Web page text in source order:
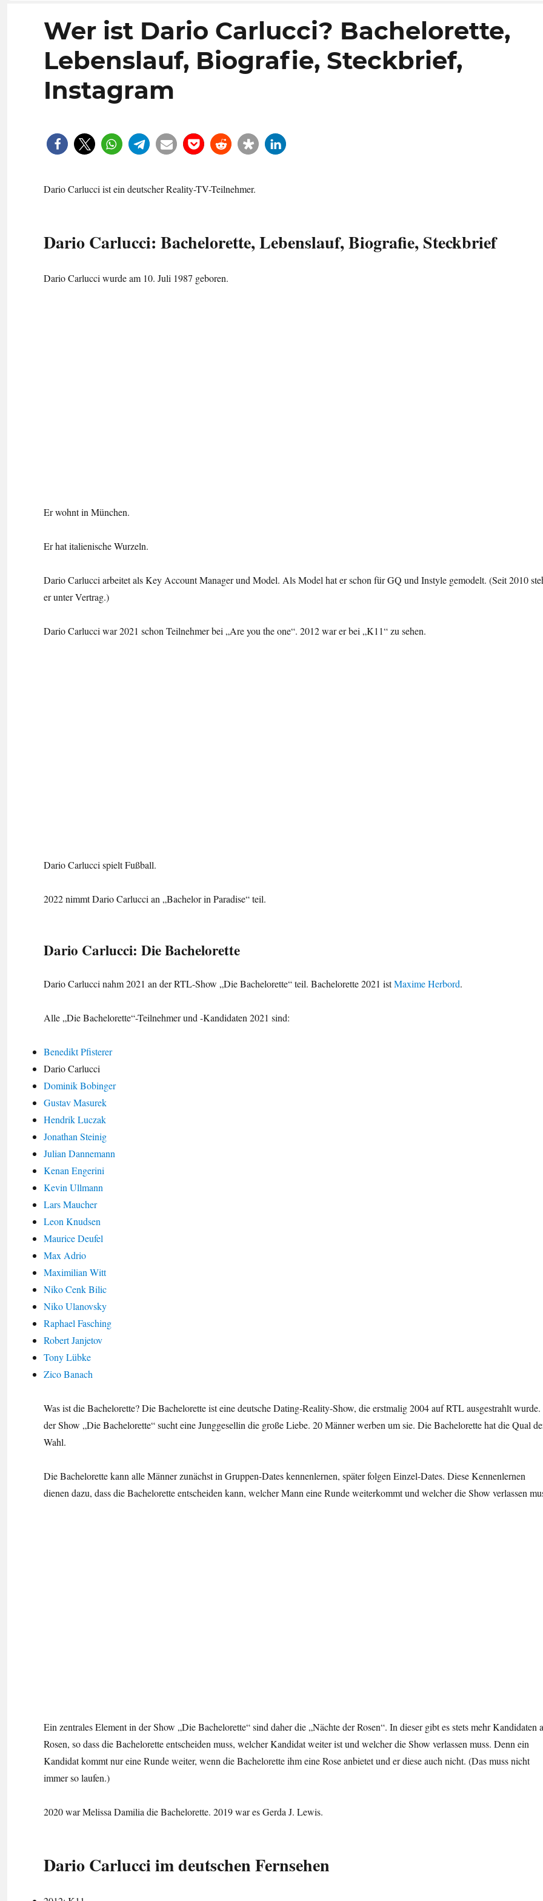
Wer ist Dario Carlucci? Bachelorette,
Lebenslauf, Biografie, Steckbrief,
Instagram
Dario Carlucci ist ein deutscher Reality-TV-Teilnehmer.
Dario Carlucci: Bachelorette, Lebenslauf, Biografie, Steckbrief
Dario Carlucci wurde am 10. Juli 1987 geboren.
Er wohnt in München.
Er hat italienische Wurzeln.
Dario Carlucci arbeitet als Key Account Manager und Model. Als Model hat er schon für GQ und Instyle gemodelt. (Seit 2010
er unter Vertrag.)
Dario Carlucci war 2021 schon Teilnehmer bei „Are you the one“. 2012 war er bei „K11“ zu sehen.
Dario Carlucci spielt Fußball.
2022 nimmt Dario Carlucci an „Bachelor in Paradise“ teil.
Dario Carlucci: Die Bachelorette
Dario Carlucci nahm 2021 an der RTL-Show „Die Bachelorette“ teil. Bachelorette 2021 istMaxime Herbord.
Alle „Die Bachelorette“-Teilnehmer und -Kandidaten 2021 sind:
Benedikt Pfisterer
Dario Carlucci
Dominik Bobinger
Gustav Masurek
Hendrik Luczak
Jonathan Steinig
Julian Dannemann
Kenan Engerini
Kevin Ullmann
Lars Maucher
Leon Knudsen
Maurice Deufel
Max Adrio
Maximilian Witt
Niko Cenk Bilic
Niko Ulanovsky
Raphael Fasching
Robert Janjetov
Tony Lübke
Zico Banach
Was ist die Bachelorette? Die Bachelorette ist eine deutsche Dating-Reality-Show, die erstmalig 2004 auf RTL ausgestrahlt
der Show „Die Bachelorette“ sucht eine Junggesellin die große Liebe. 20 Männer werben um sie. Die Bachelorette hat die Qual
Wahl.
Die Bachelorette kann alle Männer zunächst in Gruppen-Dates kennenlernen, später folgen Einzel-Dates. Diese Kennenlernen
dienen dazu, dass die Bachelorette entscheiden kann, welcher Mann eine Runde weiterkommt und welcher die Show verlassen
Ein zentrales Element in der Show „Die Bachelorette“ sind daher die „Nächte der Rosen“. In dieser gibt es stets mehr Kandidaten
Rosen, so dass die Bachelorette entscheiden muss, welcher Kandidat weiter ist und welcher die Show verlassen muss. Denn ein
Kandidat kommt nur eine Runde weiter, wenn die Bachelorette ihm eine Rose anbietet und er diese auch nicht. (Das muss nicht
immer so laufen.)
2020 war Melissa Damilia die Bachelorette. 2019 war es Gerda J. Lewis.
Dario Carlucci im deutschen Fernsehen